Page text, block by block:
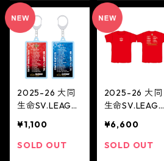
2025-26 大同
生命SV.LEAGU
HIP Finals キー
ホルダー(MEN)
¥1,100
SOLD OUT
2025-26 大同
生命SV.LEAGU
HIP Finals Tシ
ャツ(サントリ
¥6,600
SOLD OUT